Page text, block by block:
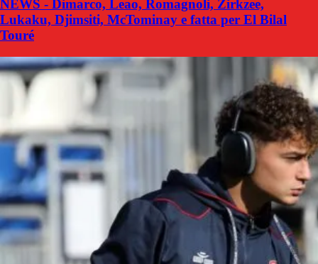
NEWS - Dimarco, Leao, Romagnoli, Zirkzee,
Lukaku, Djimsiti, McTominay e fatta per El Bilal
Touré